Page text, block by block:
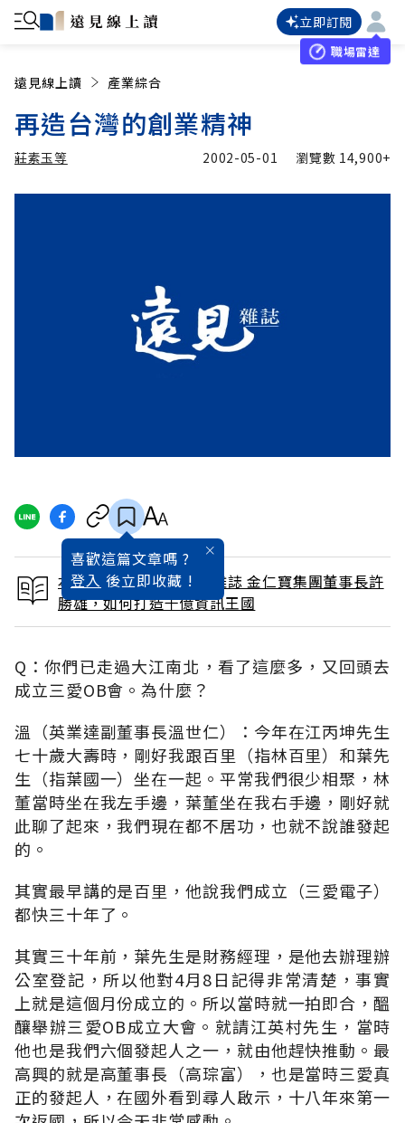
立即訂閱
職場雷達
遠見線上讀 產業綜合
再造台灣的創業精神
莊素玉等 2002-05-01 瀏覽數 14,900+
喜歡這篇文章嗎 ?
登入 後立即收藏 !
本文出自 2002 / 5月號雜誌 金仁寶集團董事長許
勝雄，如何打造千億資訊王國
Q：你們已走過大江南北，看了這麼多，又回頭去
成立三愛OB會。為什麼？
溫（英業達副董事長溫世仁）：今年在江丙坤先生
七十歲大壽時，剛好我跟百里（指林百里）和葉先
生（指葉國一）坐在一起。平常我們很少相聚，林
董當時坐在我左手邊，葉董坐在我右手邊，剛好就
此聊了起來，我們現在都不居功，也就不說誰發起
的。
其實最早講的是百里，他說我們成立（三愛電子）
都快三十年了。
其實三十年前，葉先生是財務經理，是他去辦理辦
公室登記，所以他對4月8日記得非常清楚，事實
上就是這個月份成立的。所以當時就一拍即合，醞
釀舉辦三愛OB成立大會。就請江英村先生，當時
他也是我們六個發起人之一，就由他趕快推動。最
高興的就是高董事長（高琮富），也是當時三愛真
正的發起人，在國外看到尋人啟示，十八年來第一